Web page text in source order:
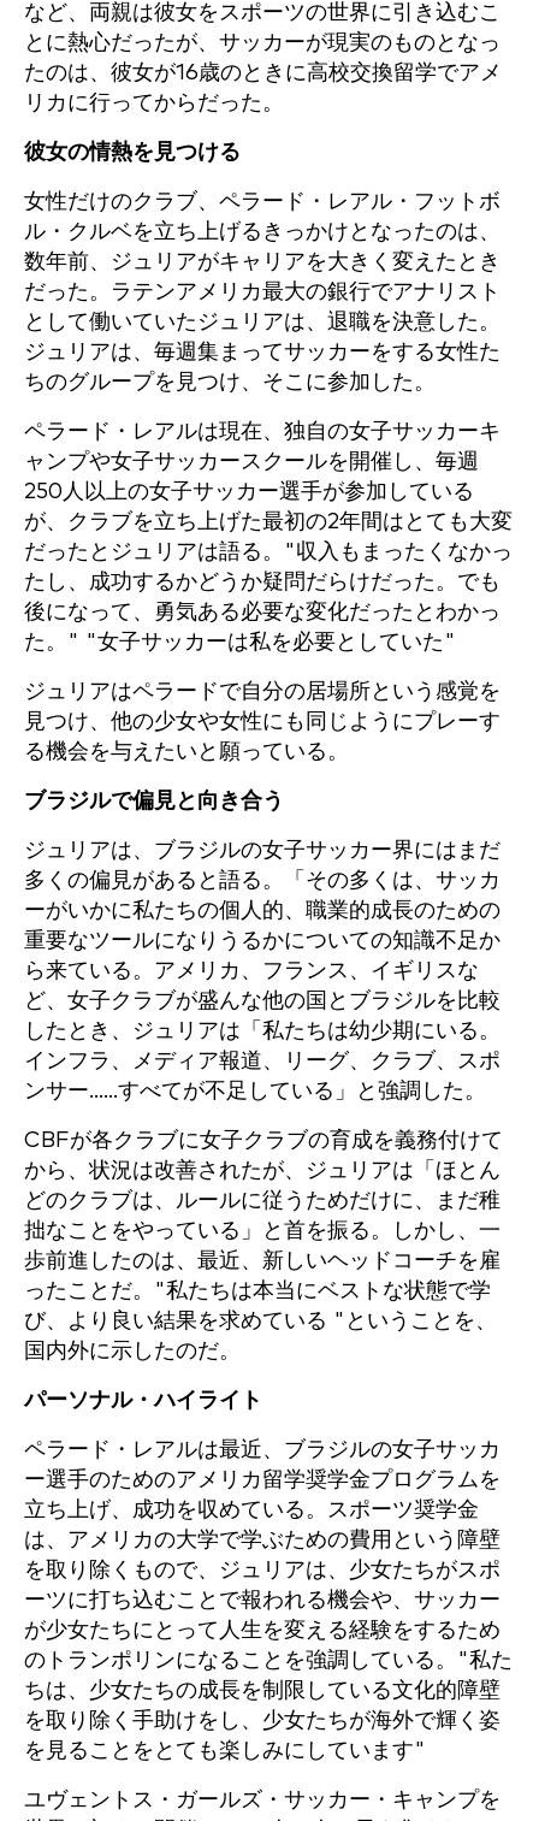
など、両親は彼女をスポーツの世界に引き込むこ
とに熱心だったが、サッカーが現実のものとなっ
たのは、彼女が16歳のときに高校交換留学でアメ
リカに行ってからだった。
彼女の情熱を見つける
女性だけのクラブ、ペラード・レアル・フットボ
ル・クルベを立ち上げるきっかけとなったのは、
数年前、ジュリアがキャリアを大きく変えたとき
だった。ラテンアメリカ最大の銀行でアナリスト
として働いていたジュリアは、退職を決意した。
ジュリアは、毎週集まってサッカーをする女性た
ちのグループを見つけ、そこに参加した。
ペラード・レアルは現在、独自の女子サッカーキ
ャンプや女子サッカースクールを開催し、毎週
250人以上の女子サッカー選手が参加している
が、クラブを立ち上げた最初の2年間はとても大変
だったとジュリアは語る。"収入もまったくなかっ
たし、成功するかどうか疑問だらけだった。でも
後になって、勇気ある必要な変化だったとわかっ
た。" "女子サッカーは私を必要としていた"
ジュリアはペラードで自分の居場所という感覚を
見つけ、他の少女や女性にも同じようにプレーす
る機会を与えたいと願っている。
ブラジルで偏見と向き合う
ジュリアは、ブラジルの女子サッカー界にはまだ
多くの偏見があると語る。「その多くは、サッカ
ーがいかに私たちの個人的、職業的成長のための
重要なツールになりうるかについての知識不足か
ら来ている。アメリカ、フランス、イギリスな
ど、女子クラブが盛んな他の国とブラジルを比較
したとき、ジュリアは「私たちは幼少期にいる。
インフラ、メディア報道、リーグ、クラブ、スポ
ンサー......すべてが不足している」と強調した。
CBFが各クラブに女子クラブの育成を義務付けて
から、状況は改善されたが、ジュリアは「ほとん
どのクラブは、ルールに従うためだけに、まだ稚
拙なことをやっている」と首を振る。しかし、一
歩前進したのは、最近、新しいヘッドコーチを雇
ったことだ。"私たちは本当にベストな状態で学
び、より良い結果を求めている "ということを、
国内外に示したのだ。
パーソナル・ハイライト
ペラード・レアルは最近、ブラジルの女子サッカ
ー選手のためのアメリカ留学奨学金プログラムを
立ち上げ、成功を収めている。スポーツ奨学金
は、アメリカの大学で学ぶための費用という障壁
を取り除くもので、ジュリアは、少女たちがスポ
ーツに打ち込むことで報われる機会や、サッカー
が少女たちにとって人生を変える経験をするため
のトランポリンになることを強調している。"私た
ちは、少女たちの成長を制限している文化的障壁
を取り除く手助けをし、少女たちが海外で輝く姿
を見ることをとても楽しみにしています"
ユヴェントス・ガールズ・サッカー・キャンプを